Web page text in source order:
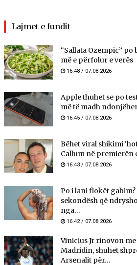
Lajmet e fundit
“Sallata Ozempic” po
më e përfolur e verës
16:48 / 07.08.2026
Apple thuhet se po
më të madh
16:45 / 07.08.2026
Bëhet viral shikimi
Callum në premierën
16:43 / 07.08.2026
Po i lani flokët
sekondësh që
nga...
16:42 / 07.08.2026
Vinicius Jr rinovon me
Madridin, shuhet
Arsenalit për...